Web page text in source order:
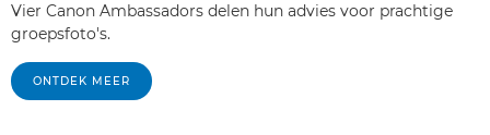
Vier Canon Ambassadors delen hun advies voor prachtige
groepsfoto's.
ONTDEK MEER